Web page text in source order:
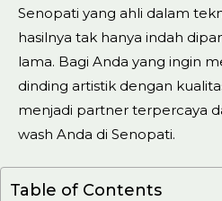
Senopati yang ahli dalam
hasilnya tak hanya indah
lama. Bagi Anda yang ingin
dinding artistik dengan
menjadi partner terpercaya
wash Anda di Senopati.
Table of Contents